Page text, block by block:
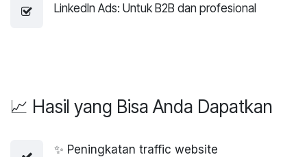
LinkedIn Ads: Untuk B2B dan profesional
📈 Hasil yang Bisa Anda Dapatkan
✨ Peningkatan traffic website